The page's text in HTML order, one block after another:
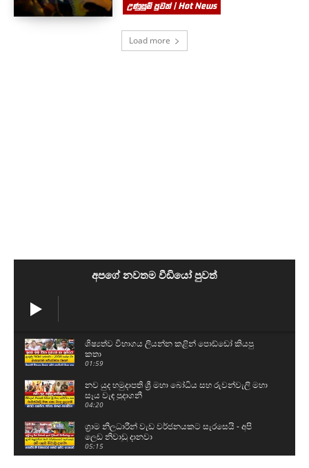
උණුසුම් පුවත් | Hot News
Load more
අපගේ නවතම වීඩියෝ පුවත්
ශිෂ්‍යත්ව විභාගය ලියන්න කළින් පොඩ්ඩෝ කියපු
කතා
01:59
නව යුද හමුදාපති ශ්‍රී මහා බෝධිය සහ රුවන්වැලි මහා
සෑය වැඳ පුදාගනී
04:20
ග්‍රාම නිලධාරීන් වැඩ වර්ජනයකට සැරසෙයි - අපි
ලෙඩ නිවාඩු දානවා
05:15